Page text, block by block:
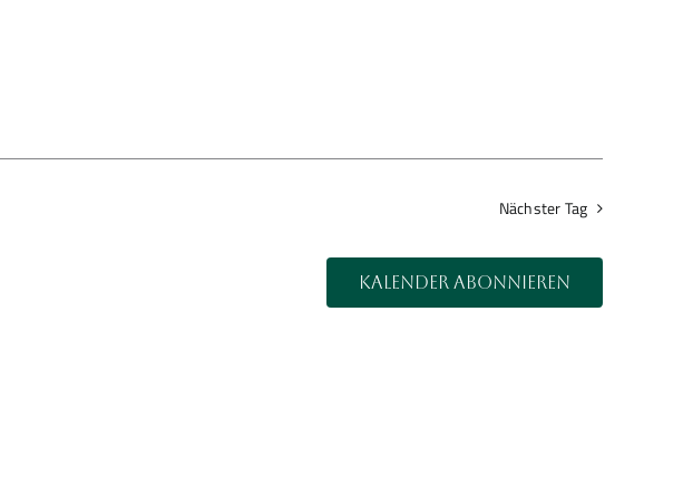
Nächster Tag
Kalender abonnieren